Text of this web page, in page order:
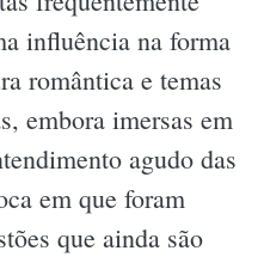
influência na forma
romântica e temas
embora imersas em
agudo das
em que foram
que ainda são